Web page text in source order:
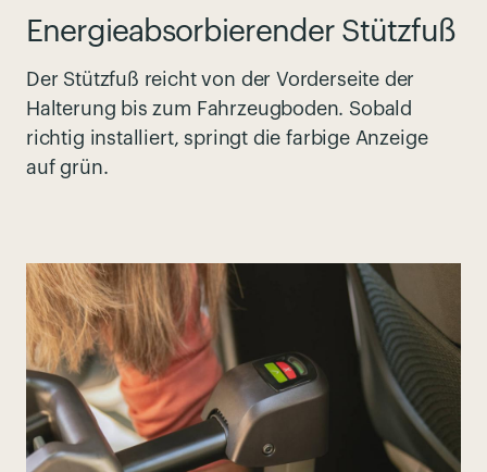
Energieabsorbierender Stützfuß
Der Stützfuß reicht von der Vorderseite der
Halterung bis zum Fahrzeugboden. Sobald
richtig installiert, springt die farbige Anzeige
auf grün.